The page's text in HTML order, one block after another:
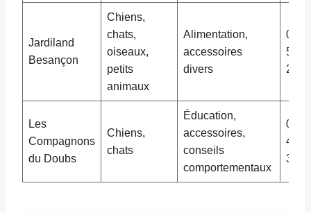
Jardiland
Besançon
Chiens,
chats,
oiseaux,
petits
animaux
Alimentation,
accessoires
divers
03
55
22
Les
Compagnons
du Doubs
Chiens,
chats
Éducation,
accessoires,
conseils
comportementaux
03
48
30